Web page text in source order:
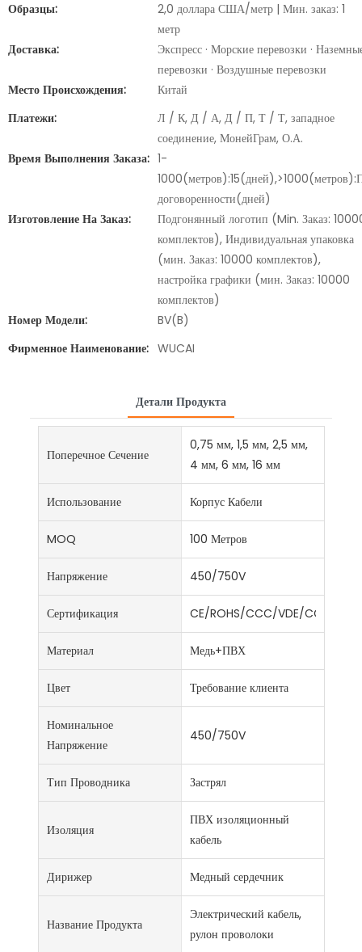
Образцы:
2,0 доллара США/метр | Мин. заказ: 1
метр
Доставка:
Экспресс · Морские перевозки ·
перевозки · Воздушные перевозки
Место Происхождения:
Китай
Платежи:
Л / К, Д / А, Д / П, Т / Т, западное
соединение, МонейГрам, О.А.
Время Выполнения Заказа: 1-
договоренности(дней)
Изготовление На Заказ:
Подгонянный логотип (Min. Заказ:
комплектов), Индивидуальная упаковка
(мин. Заказ: 10000 комплектов),
настройка графики (мин. Заказ: 10000
комплектов)
Номер Модели:
BV(B)
Фирменное Наименование: WUCAI
Детали Продукта
Поперечное Сечение
0,75 мм, 1,5 мм, 2,5 мм,
4 мм, 6 мм, 16 мм
Использование Корпус Кабели
MOQ 100 Метров
Напряжение 450/750V
Сертификация CE/ROHS/CCC/VDE/CCC/
Материал Медь+ПВХ
Цвет Требование клиента
Номинальное
Напряжение
450/750V
Тип Проводника Застрял
Изоляция
ПВХ изоляционный
кабель
Дирижер Медный сердечник
Название Продукта
Электрический кабель,
рулон проволоки